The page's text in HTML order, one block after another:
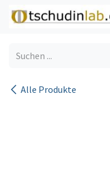
Zum Inhalt springen
Alle Produkte